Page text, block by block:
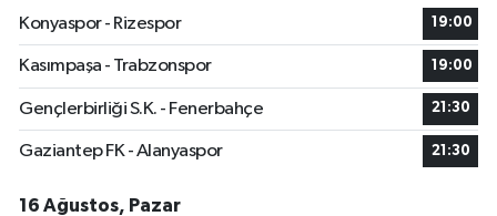
Konyaspor - Rizespor
19:00
Kasımpaşa - Trabzonspor 19:00
Gençlerbirliği S.K. - Fenerbahçe 21:30
Gaziantep FK - Alanyaspor 21:30
16 Ağustos, Pazar